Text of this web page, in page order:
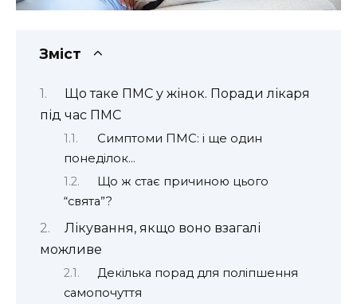
Зміст
Що таке ПМС у жінок. Поради лікаря
під час ПМС
Симптоми ПМС: і ще один
понеділок…
Що ж стає причиною цього
“свята”?
Лікування, якщо воно взагалі
можливе
Декілька порад для поліпшення
самопочуття